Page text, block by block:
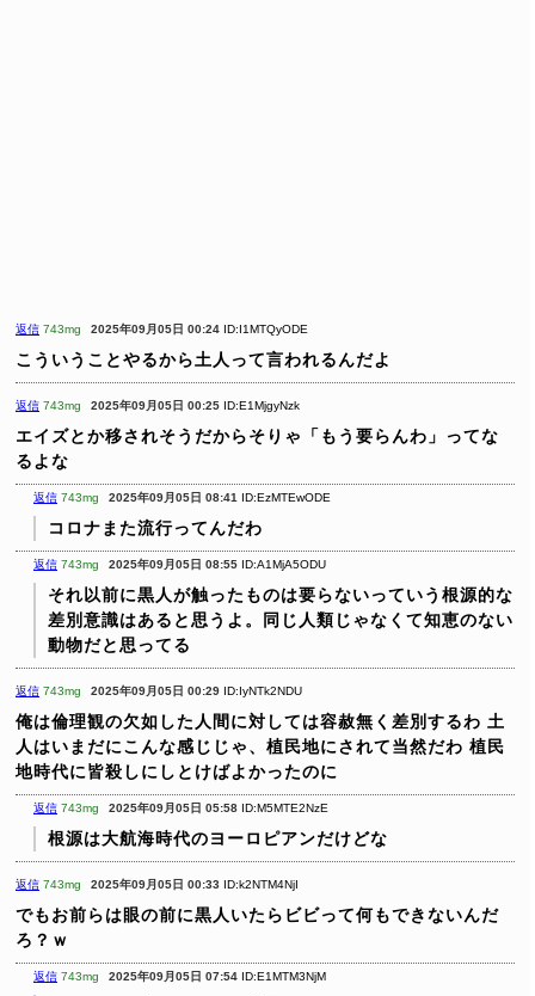
返信 743mg 2025年09月05日 00:24 ID:I1MTQyODE
こういうことやるから土人って言われるんだよ
返信 743mg 2025年09月05日 00:25 ID:E1MjgyNzk
エイズとか移されそうだからそりゃ「もう要らんわ」ってな
るよな
返信 743mg 2025年09月05日 08:41 ID:EzMTEwODE
コロナまた流行ってんだわ
返信 743mg 2025年09月05日 08:55 ID:A1MjA5ODU
それ以前に黒人が触ったものは要らないっていう根源的な
差別意識はあると思うよ。同じ人類じゃなくて知恵のない
動物だと思ってる
返信 743mg 2025年09月05日 00:29 ID:IyNTk2NDU
俺は倫理観の欠如した人間に対しては容赦無く差別するわ 土
人はいまだにこんな感じじゃ、植民地にされて当然だわ 植民
地時代に皆殺しにしとけばよかったのに
返信 743mg 2025年09月05日 05:58 ID:M5MTE2NzE
根源は大航海時代のヨーロピアンだけどな
返信 743mg 2025年09月05日 00:33 ID:k2NTM4NjI
でもお前らは眼の前に黒人いたらビビって何もできないんだ
ろ？ｗ
返信 743mg 2025年09月05日 07:54 ID:E1MTM3NjM